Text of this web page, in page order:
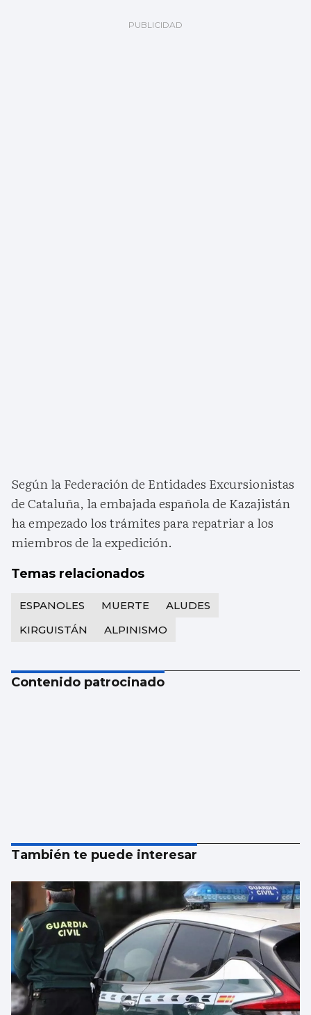
Según la Federación de Entidades Excursionistas
de Cataluña, la embajada española de Kazajistán
ha empezado los trámites para repatriar a los
miembros de la expedición.
Temas relacionados
ESPANOLES MUERTE
ALUDES
KIRGUISTÁN
ALPINISMO
Contenido patrocinado
También te puede interesar